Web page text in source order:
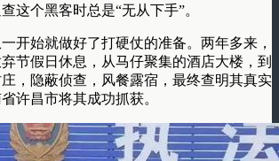
这个黑客时总是“无从下手”。
开始就做好了打硬仗的准备。两年多来，
节假日休息，从马仔聚集的酒店大楼，到
，隐蔽侦查，风餐露宿，最终查明其真实
许昌市将其成功抓获。